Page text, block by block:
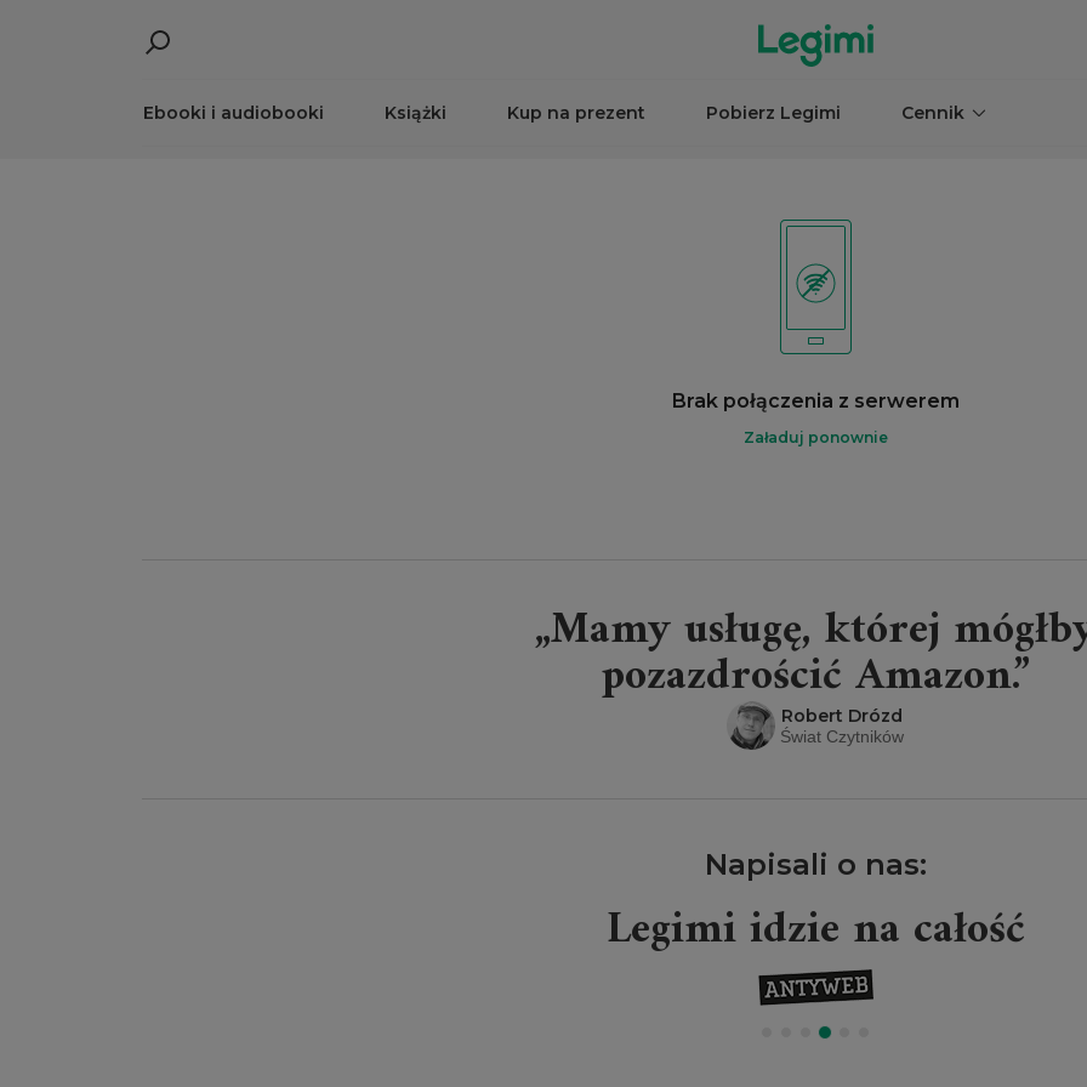
Ebooki i audiobooki Książki Kup na prezent Pobierz Legimi Cennik
Brak połączenia z serwerem
Załaduj ponownie
„Mamy usługę, której
pozazdrościć Amazon.”
Robert Drózd
Świat Czytników
Napisali o nas:
Legimi idzie na całość